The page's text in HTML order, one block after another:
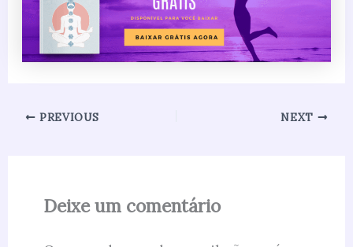
PREVIOUS NEXT
Deixe um comentário